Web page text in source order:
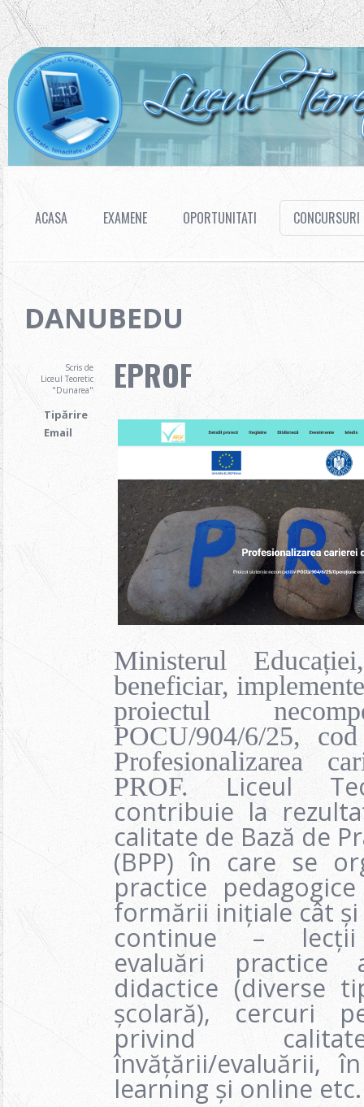
ACASA EXAMENE OPORTUNITATI CONCURSURI
DANUBEDU
Scris de
Liceul Teoretic
"Dunarea"
Tipărire
Email
EPROF
Ministerul
beneficiar,
proiectul
POCU/904/6/25,
Profesionalizarea
PROF. Liceul
contribuie la
calitate de Bază de
(BPP) în care se
practice
formării inițiale cât
continue – lecții
evaluări practice
didactice (diverse
școlară), cercuri
privind
învățării/evaluării,
learning și online